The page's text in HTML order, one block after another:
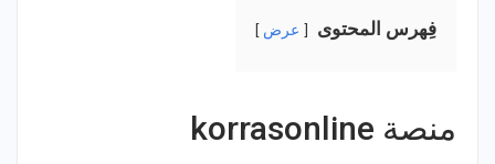
فِهرس المحتوى عرض
منصة korrasonline